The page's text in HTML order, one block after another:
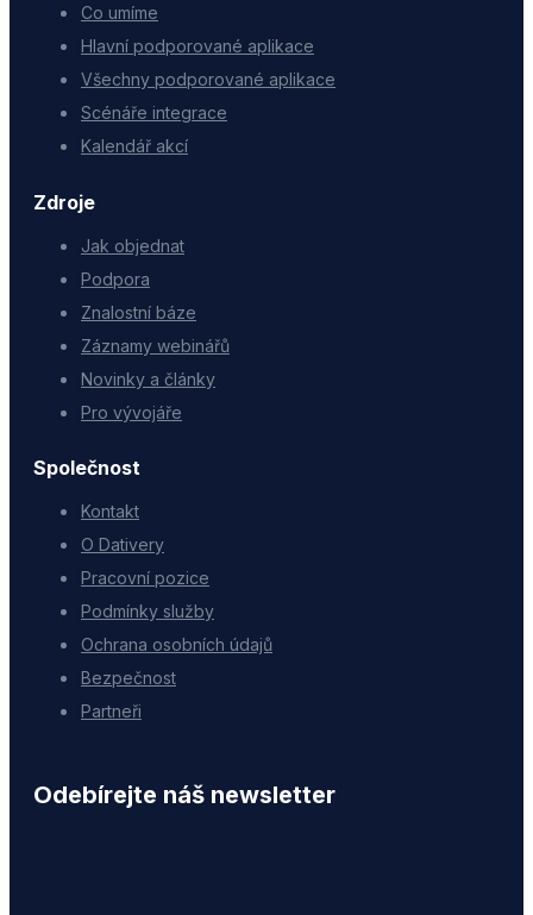
Co umíme
Hlavní podporované aplikace
Všechny podporované aplikace
Scénáře integrace
Kalendář akcí
Zdroje
Jak objednat
Podpora
Znalostní báze
Záznamy webinářů
Novinky a články
Pro vývojáře
Společnost
Kontakt
O Dativery
Pracovní pozice
Podmínky služby
Ochrana osobních údajů
Bezpečnost
Partneři
Odebírejte náš newsletter